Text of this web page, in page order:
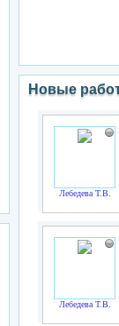
Новые
Лебедева Т.В.
Лебедева Т.В.